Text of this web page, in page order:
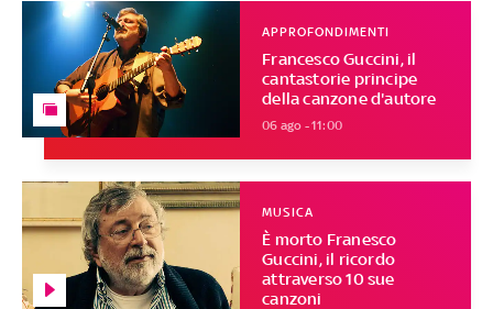
Francesco Guccini, il
cantastorie principe
della canzone d'autore
APPROFONDIMENTI
06 ago - 11:00
È morto Franesco
Guccini, il ricordo
attraverso 10 sue
canzoni
MUSICA